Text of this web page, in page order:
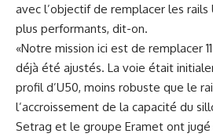
avec l’objectif de remplacer les rails
plus performants, dit-on.
«Notre mission ici est de remplacer
déjà été ajustés. La voie était
profil d’U50, moins robuste que le
l’accroissement de la capacité du
Setrag et le groupe Eramet ont jugé